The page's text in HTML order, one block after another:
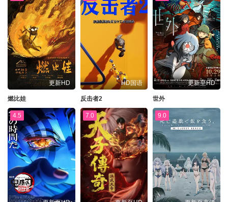
更新HD
燃比娃
HD国语
反击者2
更新至HD
世外
4.5 7.0 9.0